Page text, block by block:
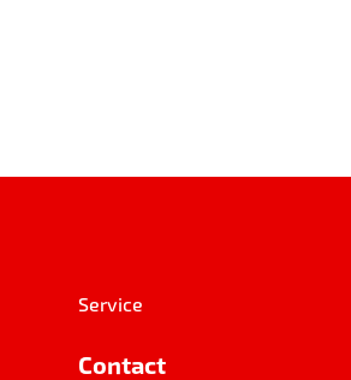
Service
Contact